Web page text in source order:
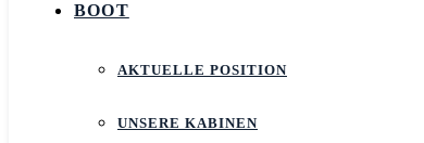
BOOT
AKTUELLE POSITION
UNSERE KABINEN